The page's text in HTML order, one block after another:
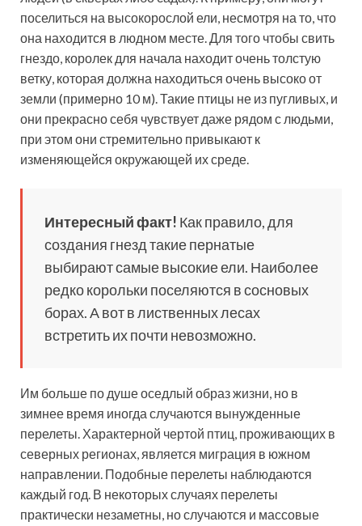
поселиться на высокорослой ели, несмотря на то, что
она находится в людном месте. Для того чтобы свить
гнездо, королек для начала находит очень толстую
ветку, которая должна находиться очень высоко от
земли (примерно 10 м). Такие птицы не из пугливых, и
они прекрасно себя чувствует даже рядом с людьми,
при этом они стремительно привыкают к
изменяющейся окружающей их среде.
Интересный факт! Как правило, для
создания гнезд такие пернатые
выбирают самые высокие ели. Наиболее
редко корольки поселяются в сосновых
борах. А вот в лиственных лесах
встретить их почти невозможно.
Им больше по душе оседлый образ жизни, но в
зимнее время иногда случаются вынужденные
перелеты. Характерной чертой птиц, проживающих в
северных регионах, является миграция в южном
направлении. Подобные перелеты наблюдаются
каждый год. В некоторых случаях перелеты
практически незаметны, но случаются и массовые